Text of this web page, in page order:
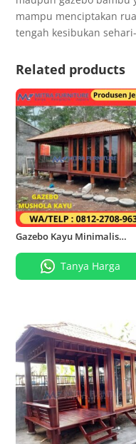
mampu menciptakan
tengah kesibukan
Related products
Gazebo Kayu Minimalis
Tanya Harga